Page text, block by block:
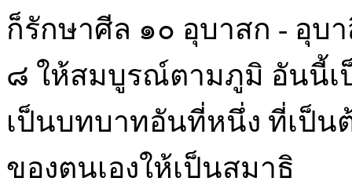
ก็รักษาศีล ๑๐ อุบาสก - อุบ
๘ ให้สมบูรณ์ตามภูมิ อันนี้เ
เป็นบทบาทอันที่หนึ่ง ที่เป็น
ของตนเองให้เป็นสมาธิ